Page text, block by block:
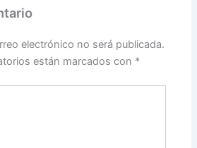
electrónico no será publicada.
están marcados con *